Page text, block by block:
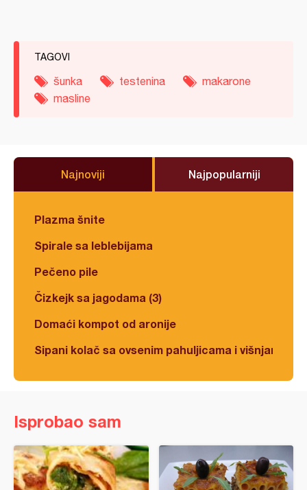
TAGOVI
šunka testenina
makarone
masline
Najnoviji Najpopularniji
Plazma šnite
Spirale sa leblebijama
Pečeno pile
Čizkejk sa jagodama (3)
Domaći kompot od aronije
Sipani kolač sa ovsenim pahuljicama i višnjama
Isprobao sam